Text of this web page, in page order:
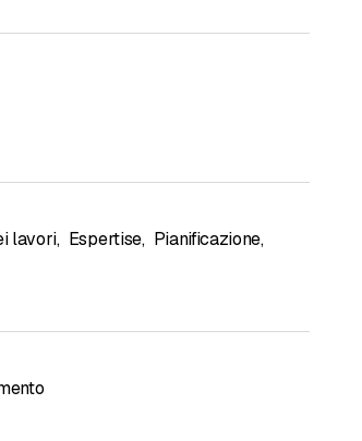
lavori, Espertise, Pianificazione,